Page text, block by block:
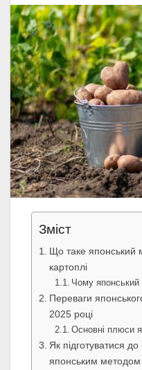
Зміст
Що таке японський
картоплі
Чому
Переваги
2025 році
Основні плюси
Як підготуватися
японським методом